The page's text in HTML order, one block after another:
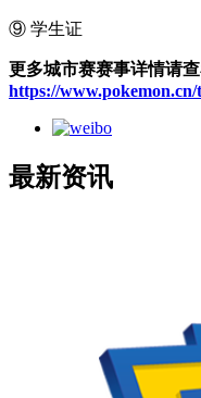
⑨ 学生证
更多城市赛赛事详情请查
https://www.pokemon.cn/
最新资讯